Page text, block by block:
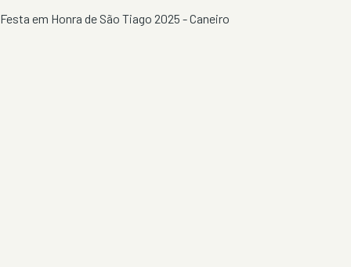
Festa em Honra de São Tiago 2025 - Caneiro